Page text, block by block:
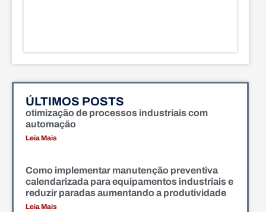
ÚLTIMOS POSTS
otimização de processos industriais com
automação
Leia Mais
Como implementar manutenção preventiva
calendarizada para equipamentos industriais e
reduzir paradas aumentando a produtividade
Leia Mais